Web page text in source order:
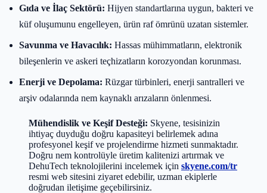
Gıda ve İlaç Sektörü: Hijyen standartlarına uygun, bakteri ve
küf oluşumunu engelleyen, ürün raf ömrünü uzatan sistemler.
Savunma ve Havacılık: Hassas mühimmatların, elektronik
bileşenlerin ve askeri teçhizatların korozyondan korunması.
Enerji ve Depolama: Rüzgar türbinleri, enerji santralleri ve
arşiv odalarında nem kaynaklı arızaların önlenmesi.
Mühendislik ve Keşif Desteği: Skyene, tesisinizin
ihtiyaç duyduğu doğru kapasiteyi belirlemek adına
profesyonel keşif ve projelendirme hizmeti sunmaktadır.
Doğru nem kontrolüyle üretim kalitenizi artırmak ve
DehuTech teknolojilerini incelemek için skyene.com/tr
resmi web sitesini ziyaret edebilir, uzman ekiplerle
doğrudan iletişime geçebilirsiniz.